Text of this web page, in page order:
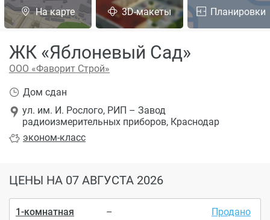
На карте 3D-макеты Планировки
ЖК «Яблоневый Сад»
ООО «Фаворит Строй»
эконом-класс
ул. им. И. Рослого, РИП – Завод
радиоизмерительных приборов, Краснодар
Дом сдан
ЦЕНЫ НА 07 АВГУСТА 2026
1-комнатная – Продано